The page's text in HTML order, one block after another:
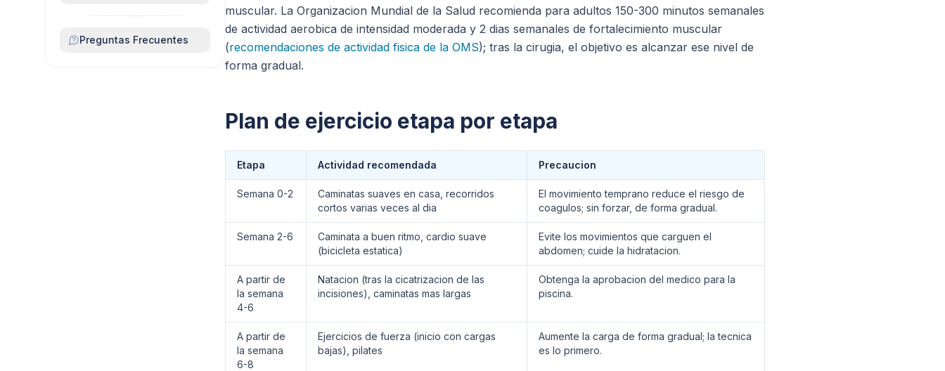
Preguntas Frecuentes
muscular. La Organizacion Mundial de la Salud recomienda para adultos 150-300 minutos semanales
de actividad aerobica de intensidad moderada y 2 dias semanales de fortalecimiento muscular
(recomendaciones de actividad fisica de la OMS); tras la cirugia, el objetivo es alcanzar ese nivel de
forma gradual.
Plan de ejercicio etapa por etapa
Etapa Actividad recomendada Precaucion
Semana 0-2
Caminatas suaves en casa, recorridos
cortos varias veces al dia
El movimiento temprano reduce el riesgo de
coagulos; sin forzar, de forma gradual.
Semana 2-6
Caminata a buen ritmo, cardio suave
(bicicleta estatica)
Evite los movimientos que carguen el
abdomen; cuide la hidratacion.
A partir de
la semana
4-6
Natacion (tras la cicatrizacion de las
incisiones), caminatas mas largas
Obtenga la aprobacion del medico para la
piscina.
A partir de
la semana
6-8
Ejercicios de fuerza (inicio con cargas
bajas), pilates
Aumente la carga de forma gradual; la tecnica
es lo primero.